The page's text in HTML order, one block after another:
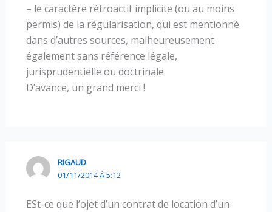
– le caractère rétroactif implicite (ou au moins
permis) de la régularisation, qui est mentionné
dans d’autres sources, malheureusement
également sans référence légale,
jurisprudentielle ou doctrinale
D’avance, un grand merci !
RIGAUD
01/11/2014 À 5:12
ESt-ce que l’ojet d’un contrat de location d’un